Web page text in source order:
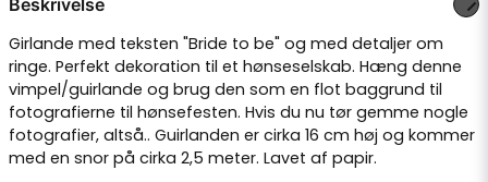
Beskrivelse
Girlande med teksten "Bride to be" og med detaljer om
ringe. Perfekt dekoration til et hønseselskab. Hæng denne
vimpel/guirlande og brug den som en flot baggrund til
fotografierne til hønsefesten. Hvis du nu tør gemme nogle
fotografier, altså.. Guirlanden er cirka 16 cm høj og kommer
med en snor på cirka 2,5 meter. Lavet af papir.